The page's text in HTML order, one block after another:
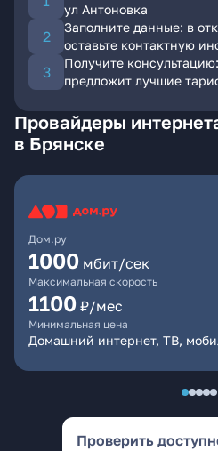
ул Антоновка
Заполните данные: в
оставьте контактную
Получите
предложит лучшие
Провайдеры
в Брянске
Дом.ру
1000 мбит/сек
Максимальная скорость
1100 ₽/мес
Минимальная цена
Домашний интернет, ТВ,
Проверить